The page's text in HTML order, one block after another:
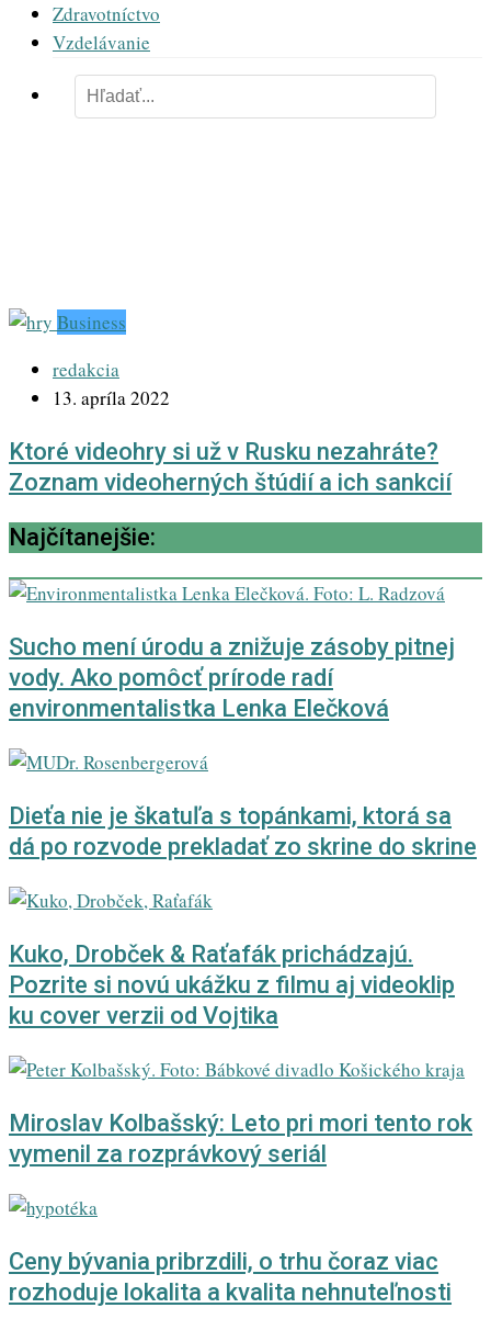
Zdravotníctvo
Vzdelávanie
Business
redakcia
13. apríla 2022
Ktoré videohry si už v Rusku nezahráte?
Zoznam videoherných štúdií a ich sankcií
Najčítanejšie:
Sucho mení úrodu a znižuje zásoby pitnej
vody. Ako pomôcť prírode radí
environmentalistka Lenka Elečková
Dieťa nie je škatuľa s topánkami, ktorá sa
dá po rozvode prekladať zo skrine do skrine
Kuko, Drobček & Raťafák prichádzajú.
Pozrite si novú ukážku z filmu aj videoklip
ku cover verzii od Vojtika
Miroslav Kolbašský: Leto pri mori tento rok
vymenil za rozprávkový seriál
Ceny bývania pribrzdili, o trhu čoraz viac
rozhoduje lokalita a kvalita nehnuteľnosti